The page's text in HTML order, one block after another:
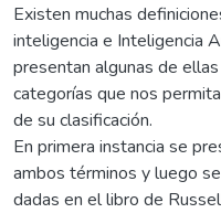
Existen muchas
inteligencia e Inteligencia
presentan algunas de
categorías que nos
de su clasificación.
En primera instancia se
ambos términos y luego
dadas en el libro de